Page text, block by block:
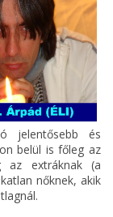
jelentősebb és
belül is főleg az
az extráknak (a
nőknek, akik